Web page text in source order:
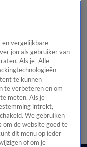
van Hart
Tip de
redactiePanelVideo's
en vergelijkbare
jou als gebruiker van
Als je „Alle
te kunnen
te verbeteren en om
meten. Als je
intrekt,
We gebruiken
om de website goed te
dit menu op ieder
of om je